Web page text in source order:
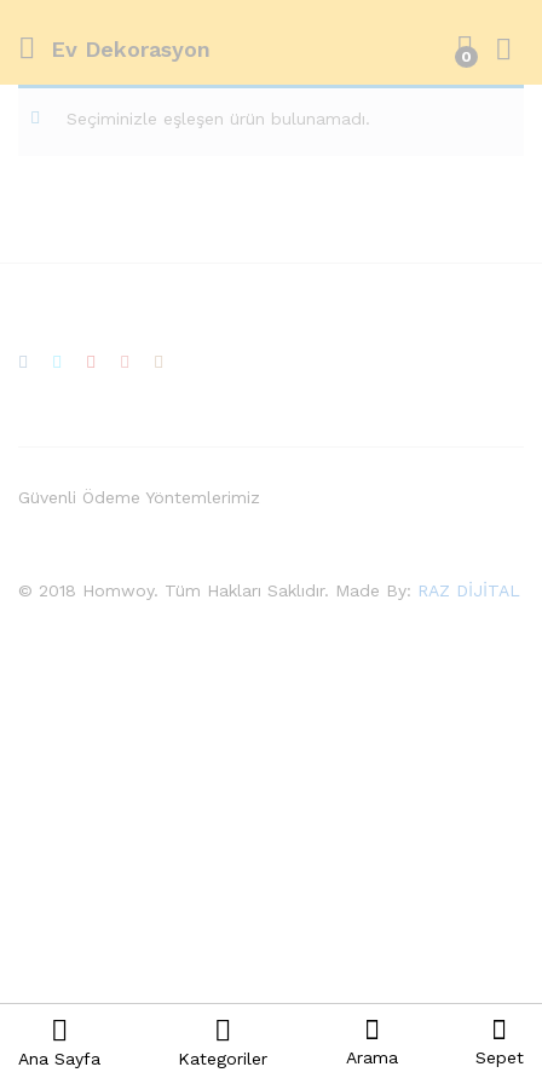
Ev Dekorasyon 0
Seçiminizle eşleşen ürün bulunamadı.
© 2018 Homwoy. Tüm Hakları Saklıdır. Made By: RAZ DİJİTAL
Güvenli Ödeme Yöntemlerimiz
Ana Sayfa Kategoriler Arama Sepet